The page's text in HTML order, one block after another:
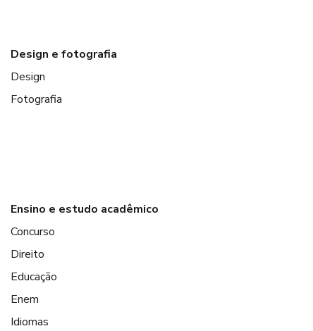
Design e fotografia
Design
Fotografia
Ensino e estudo acadêmico
Concurso
Direito
Educação
Enem
Idiomas